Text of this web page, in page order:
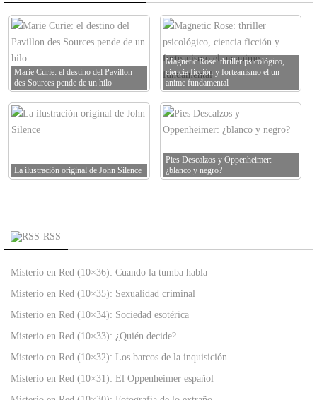
Marie Curie: el destino del Pavillon
des Sources pende de un hilo
Magnetic Rose: thriller psicológico,
ciencia ficción y forteanismo el un
anime fundamental
La ilustración original de John Silence
Pies Descalzos y Oppenheimer:
¿blanco y negro?
RSS
Misterio en Red (10×36): Cuando la tumba habla
Misterio en Red (10×35): Sexualidad criminal
Misterio en Red (10×34): Sociedad esotérica
Misterio en Red (10×33): ¿Quién decide?
Misterio en Red (10×32): Los barcos de la inquisición
Misterio en Red (10×31): El Oppenheimer español